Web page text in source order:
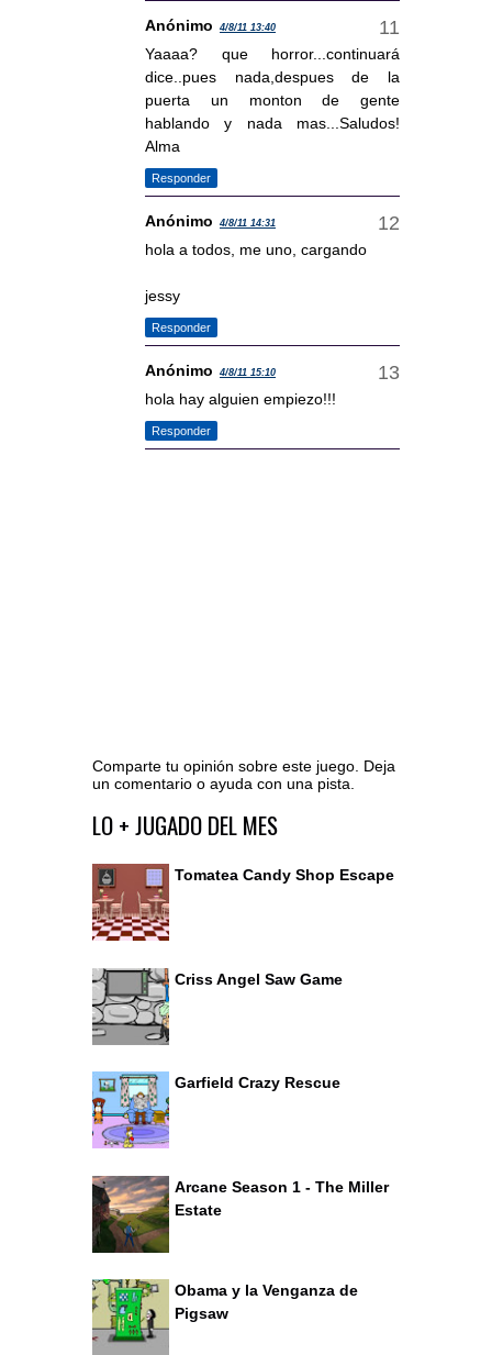
Anónimo 4/8/11 13:40
Yaaaa? que horror...continuará
dice..pues nada,despues de la
puerta un monton de gente
hablando y nada mas...Saludos!
Alma
Responder
Anónimo 4/8/11 14:31
hola a todos, me uno, cargando
jessy
Responder
Anónimo 4/8/11 15:10
hola hay alguien empiezo!!!
Responder
Comparte tu opinión sobre este juego. Deja
un comentario o ayuda con una pista.
Ir al editor de comentarios
LO + JUGADO DEL MES
Tomatea Candy Shop Escape
Criss Angel Saw Game
Garfield Crazy Rescue
Arcane Season 1 - The Miller
Estate
Obama y la Venganza de
Pigsaw